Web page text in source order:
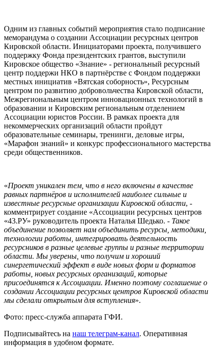
Одним из главных событий мероприятия стало подписание
меморандума о создании Ассоциации ресурсных центров
Кировской области. Инициаторами проекта, получившего
поддержку Фонда президентских грантов, выступили
Кировское общество «Знание» - региональный ресурсный
центр поддержи НКО в партнёрстве с Фондом поддержки
местных инициатив «Вятская соборность», Ресурсным
центром по развитию добровольчества Кировской области,
Межрегиональным центром инновационных технологий в
образовании и Кировским региональным отделением
Ассоциации юристов России. В рамках проекта для
некоммерческих организаций области пройдут
образовательные семинары, тренинги, деловые игры,
«Марафон знаний» и конкурс профессионального мастерства
среди общественников.
«Проект уникален тем, что в него включены в качестве
равных партнёров и исполнителей наиболее сильные и
известные ресурсные организации Кировской области, -
комментрирует создание «Ассоциации ресурсных центров
«43.РУ» руководитель проекта Наталья Шедько. - Такое
объединение позволяет нам объединить ресурсы, методики,
технологии работы, интегрировать деятельность
ресурсников в разные целевые группы и разные территории
области. Мы уверены, что получим и хороший
синергетический эффект в виде новых форм и форматов
работы, новых ресурсных организаций, которые
присоединятся к Ассоциации. Именно поэтому соглашение о
создании Ассоциации ресурсных центров Кировской области
мы сделали открытым для вступления».
Фото: пресс-служба аппарата ГФИ.
Подписывайтесь на наш телеграм-канал. Оперативная
информация в удобном формате.